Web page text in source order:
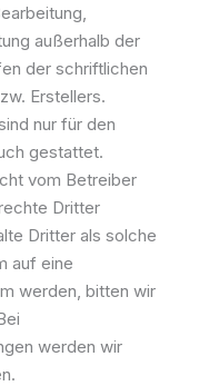
außerhalb der
der schriftlichen
Erstellers.
nur für den
gestattet.
vom Betreiber
Dritter
Dritter als solche
auf eine
werden, bitten wir
werden wir